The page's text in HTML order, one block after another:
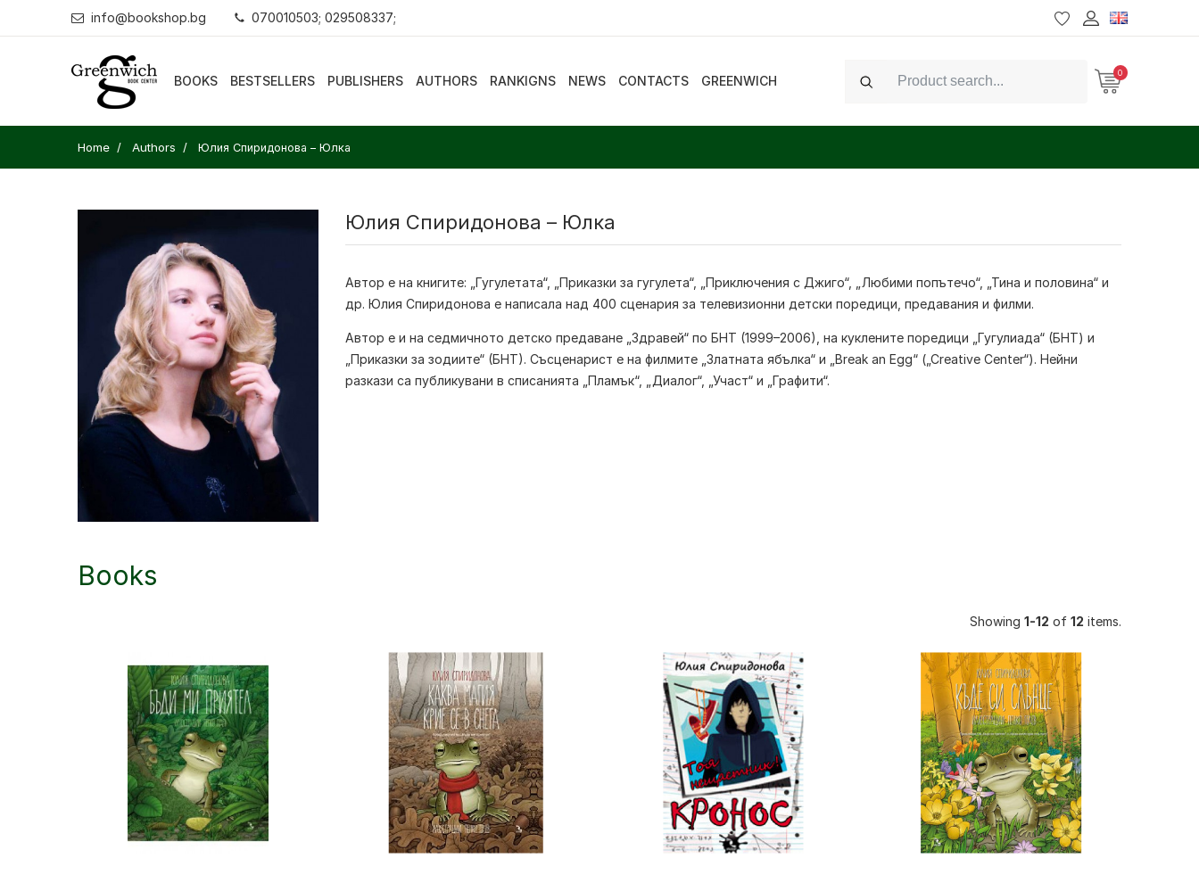
info@bookshop.bg 070010503; 029508337;
BOOKS BESTSELLERS PUBLISHERS AUTHORS RANKIGNS NEWS CONTACTS GREENWICH
Search
0
Home Authors Юлия Спиридонова – Юлка
Юлия Спиридонова – Юлка
Автор е на книгите: „Гугулетата“, „Приказки за гугулета“, „Приключения с Джиго“, „Любими попътечо“, „Тина и половина“ и
др. Юлия Спиридонова е написала над 400 сценария за телевизионни детски поредици, предавания и филми.
Автор е и на седмичното детско предаване „Здравей“ по БНТ (1999–2006), на куклените поредици „Гугулиада“ (БНТ) и
„Приказки за зодиите“ (БНТ). Съсценарист е на филмите „Златната ябълка“ и „Break an Egg“ („Creative Center“). Нейни
разкази са публикувани в списанията „Пламък“, „Диалог“, „Участ“ и „Графити“.
Books
Showing 1-12 of 12 items.